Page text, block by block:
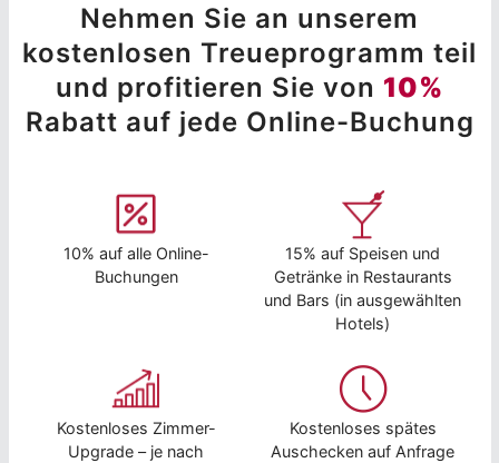
Nehmen Sie an unserem
kostenlosen Treueprogramm teil
und profitieren Sie von 10%
Rabatt auf jede Online-Buchung
10% auf alle Online-
Buchungen
15% auf Speisen und
Getränke in Restaurants
und Bars (in ausgewählten
Hotels)
Kostenloses Zimmer-
Upgrade – je nach
Kostenloses spätes
Auschecken auf Anfrage